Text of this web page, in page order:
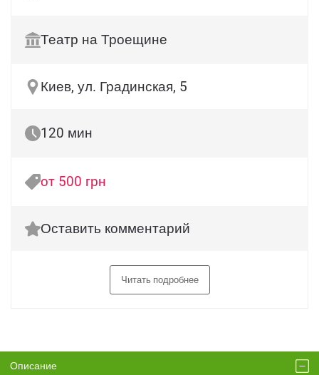
Театр на Троещине
Киев, ул. Градинская, 5
120 мин
от 500 грн
Оставить комментарий
Читать подробнее
Описание